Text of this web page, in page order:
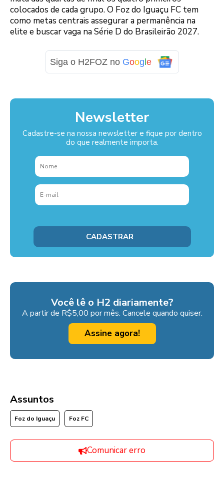
colocados de cada grupo. O Foz do Iguaçu FC tem
como metas centrais assegurar a permanência na
elite e buscar vaga na Série D do Brasileirão 2027.
Siga o H2FOZ no Google
Newsletter
Cadastre-se na nossa newsletter e fique por dentro
do que realmente importa.
Você lê o H2 diariamente?
A partir de R$5,00 por mês. Cancele quando quiser.
Assine agora!
Assuntos
Foz do Iguaçu Foz FC
Comunicar erro